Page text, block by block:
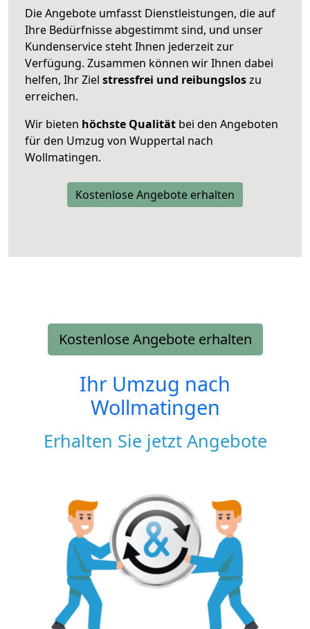
Die Angebote umfasst Dienstleistungen, die auf
Ihre Bedürfnisse abgestimmt sind, und unser
Kundenservice steht Ihnen jederzeit zur
Verfügung. Zusammen können wir Ihnen dabei
helfen, Ihr Ziel stressfrei und reibungsloszu
erreichen.
Wir bieten höchste Qualität bei den Angeboten
für den Umzug von Wuppertal nach
Wollmatingen.
Kostenlose Angebote erhalten
Kostenlose Angebote erhalten
Ihr Umzug nach
Wollmatingen
Erhalten Sie jetzt Angebote